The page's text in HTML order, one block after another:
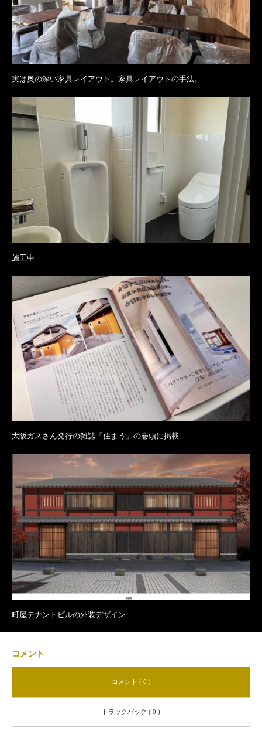
実は奥の深い家具レイアウト。家具レイアウトの手法。
施工中
大阪ガスさん発行の雑誌「住まう」の巻頭に掲載
町屋テナントビルの外装デザイン
コメント
コメント ( 0 )
トラックバック ( 0 )